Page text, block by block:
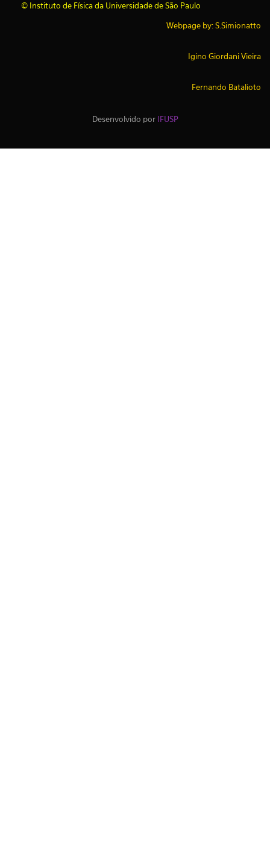
© Instituto de Física da Universidade de São Paulo
Webpage by: S.Simionatto
Igino Giordani Vieira
Fernando Batalioto
Desenvolvido por IFUSP